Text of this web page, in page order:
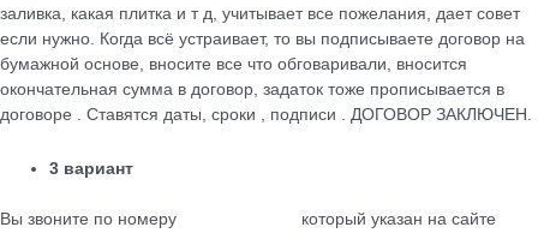
заливка, какая плитка и т д, учитывает все пожелания, дает совет
если нужно. Когда всё устраивает, то вы подписываете договор на
бумажной основе, вносите все что обговаривали, вносится
окончательная сумма в договор, задаток тоже прописывается в
договоре . Ставятся даты, сроки , подписи . ДОГОВОР ЗАКЛЮЧЕН.
3 вариант
Вы звоните по номеру
который указан на сайте